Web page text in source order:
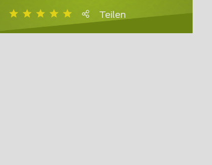
Teilen